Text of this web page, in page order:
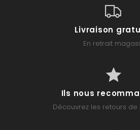
Livraison
En retrait
Ils nous
Découvrez les retours de